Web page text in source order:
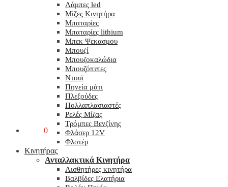
0
Λάμπες led
Μίζες Κινητήρα
Μπαταρίες
Μπαταρίες lithium
Μπεκ Ψεκασμου
Μπουζί
Μπουζοκαλώδια
Μπουζόπιπες
Ντουϊ
Πηνεία μάτι
Πλεξούδες
Πολλαπλασιαστές
Ρελές Μίζας
Τρόμπες Βενζίνης
Φλάσερ 12V
Φλοτέρ
Κινητήρας
Ανταλλακτικά Κινητήρα
Αισθητήρες κινητήρα
Βαλβίδες Ελατήρια